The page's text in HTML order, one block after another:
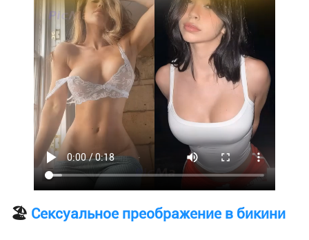
🏖️ Сексуальное преображение в бикини